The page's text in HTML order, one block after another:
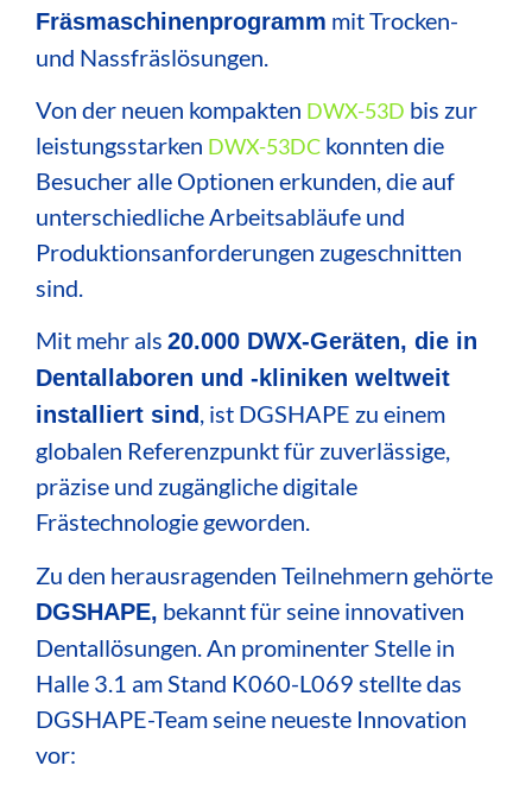
Fräsmaschinenprogramm mit Trocken-
und Nassfräslösungen.
Von der neuen kompakten DWX-53D bis zur
leistungsstarken DWX-53DC konnten die
Besucher alle Optionen erkunden, die auf
unterschiedliche Arbeitsabläufe und
Produktionsanforderungen zugeschnitten
sind.
Mit mehr als 20.000 DWX-Geräten, die in
Dentallaboren und -kliniken weltweit
installiert sind, ist DGSHAPE zu einem
globalen Referenzpunkt für zuverlässige,
präzise und zugängliche digitale
Frästechnologie geworden.
Zu den herausragenden Teilnehmern gehörte
DGSHAPE, bekannt für seine innovativen
Dentallösungen. An prominenter Stelle in
Halle 3.1 am Stand K060-L069 stellte das
DGSHAPE-Team seine neueste Innovation
vor: